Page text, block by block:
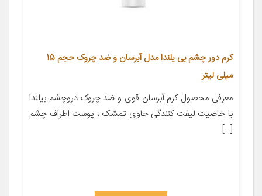
کرم دور چشم بی یلندا مدل آبرسان و ضد چروک حجم 15
میلی لیتر
معرفی محصول کرم آبرسان قوی و ضد چروک دروچشم بیلندا
با خاصیت لیفت کنندگی حاوی تمشک ، پوست اطراف چشم
[…]